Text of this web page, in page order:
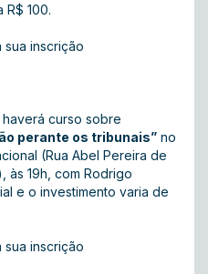
R$ 100.
inscrição
, haverá curso sobre
perante os tribunais” no
(Rua Abel Pereira de
às 19h, com Rodrigo
e o investimento varia de
inscrição